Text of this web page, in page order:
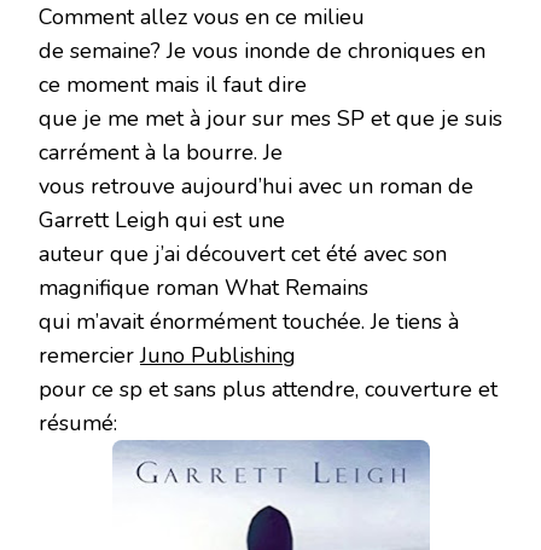
Comment allez vous en ce milieu
de semaine? Je vous inonde de chroniques en
ce moment mais il faut dire
que je me met à jour sur mes SP et que je suis
carrément à la bourre. Je
vous retrouve aujourd’hui avec un roman de
Garrett Leigh qui est une
auteur que j’ai découvert cet été avec son
magnifique roman What Remains
qui m’avait énormément touchée. Je tiens à
remercierJuno Publishing
pour ce sp et sans plus attendre, couverture et
résumé: